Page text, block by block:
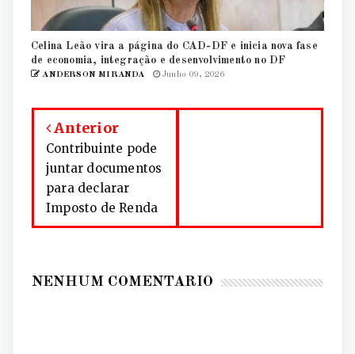
Celina Leão vira a página do CAD-DF e inicia nova fase
de economia, integração e desenvolvimento no DF
ANDERSON MIRANDA Junho 09, 2026
Anterior
Contribuinte pode
juntar documentos
para declarar
Imposto de Renda
NENHUM COMENTÁRIO